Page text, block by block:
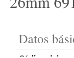
Datos